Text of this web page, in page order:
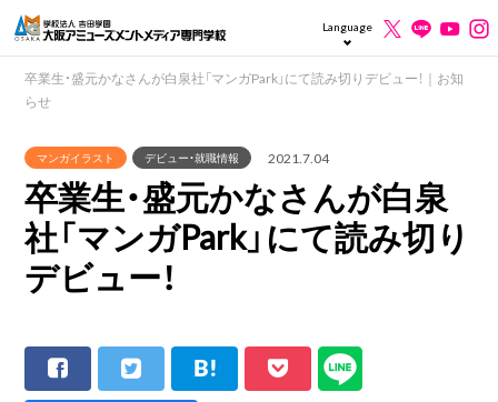
Language
卒業生・盛元かなさんが白泉社「マンガPark」にて読み切りデビュー！｜お知
らせ
マンガイラスト デビュー・就職情報 2021.7.04
卒業生・盛元かなさんが白泉
社「マンガPark」にて読み切り
デビュー！